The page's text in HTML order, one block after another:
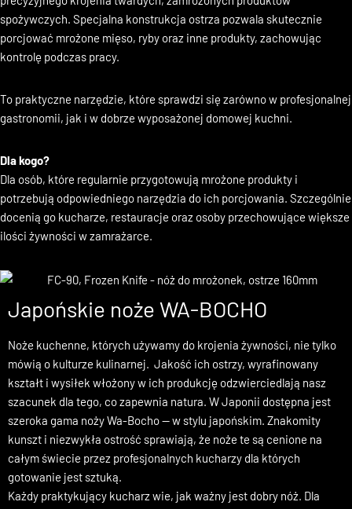
Nóż do mrożonek został zaprojektowany do bezpiecznego i
precyzyjnego krojenia twardych, zamrożonych produktów
spożywczych. Specjalna konstrukcja ostrza pozwala skutecznie
porcjować mrożone mięso, ryby oraz inne produkty, zachowując
To praktyczne narzędzie, które sprawdzi się zarówno w profesjonalnej
Dla kogo?
Dla osób, które regularnie przygotowują mrożone produkty i
potrzebują odpowiedniego narzędzia do ich porcjowania. Szczególnie
docenią go kucharze, restauracje oraz osoby przechowujące większe
Japońskie noże WA-BOCHO
Noże kuchenne, których używamy do krojenia żywności, nie tylko
mówią o kulturze kulinarnej. Jakość ich ostrzy, wyrafinowany
kształt i wysiłek włożony w ich produkcję odzwierciedlają nasz
szacunek dla tego, co zapewnia natura. W Japonii dostępna jest
szeroka gama noży Wa-Bocho — w stylu japońskim. Znakomity
kunszt i niezwykła ostrość sprawiają, że noże te są cenione na
całym świecie przez profesjonalnych kucharzy dla których
gotowanie jest sztuką.